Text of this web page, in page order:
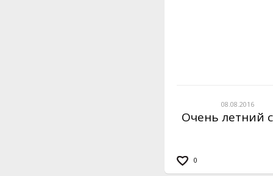
0
08.08.2016
Очень летний